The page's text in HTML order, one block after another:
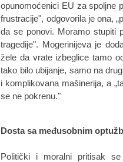
opunomoćenici EU za spoljne
frustracije", odgovorila je ona,
da se ponovi. Moramo stupiti
tragedije". Mogerinijeva je
žele da vrate izbeglice tamo
tako bilo ubijanje, samo na
i komplikovana mašinerija, a
se ne pokrenu."
Dosta sa međusobnim
Politički i moralni pritisak